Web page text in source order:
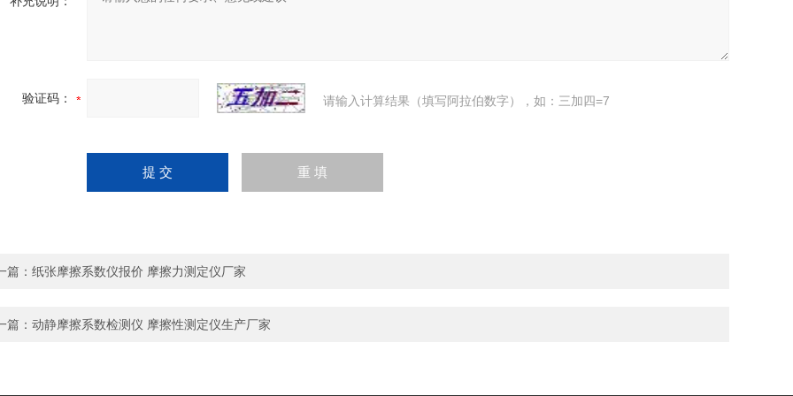
验证码： 请输入计算结果（填写阿拉伯数字），如：三加四=7
篇： 纸张摩擦系数仪报价 摩擦力测定仪厂家
篇： 动静摩擦系数检测仪 摩擦性测定仪生产厂家